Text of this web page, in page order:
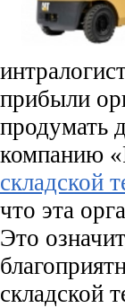
прибыли
продумать
компанию
складской
что эта
Это
складской